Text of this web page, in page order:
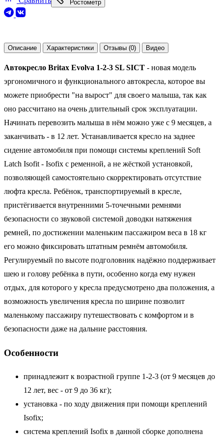
Ростометр
Описание Характеристики Отзывы (0) Видео
Автокресло Britax Evolva 1-2-3 SL SICT - новая модель
эргономичного и функционального автокресла, которое вы
можете приобрести "на вырост" для своего малыша, так как
оно рассчитано на очень длительный срок эксплуатации.
Начинать перевозить малыша в нём можно уже с 9 месяцев, а
заканчивать - в 12 лет. Устанавливается кресло на заднее
сидение автомобиля при помощи системы креплений Soft
Latch Isofit - Isofix с ременной, а не жёсткой установкой,
позволяющей самостоятельно скорректировать отсутствие
люфта кресла. Ребёнок, транспортируемый в кресле,
пристёгивается внутренними 5-точечными ремнями
безопасности со звуковой системой доводки натяжения
ремней, по достижении маленьким пассажиром веса в 18 кг
его можно фиксировать штатным ремнём автомобиля.
Регулируемый по высоте подголовник надёжно поддерживает
шею и голову ребёнка в пути, особенно когда ему нужен
отдых, для которого у кресла предусмотрено два положения, а
возможность увеличения кресла по ширине позволит
маленькому пассажиру путешествовать с комфортом и в
безопасности даже на дальние расстояния.
Особенности
принадлежит к возрастной группе 1-2-3 (от 9 месяцев до
12 лет, вес - от 9 до 36 кг);
установка - по ходу движения при помощи креплений
Isofix;
система креплений Isofix в данной сборке дополнена